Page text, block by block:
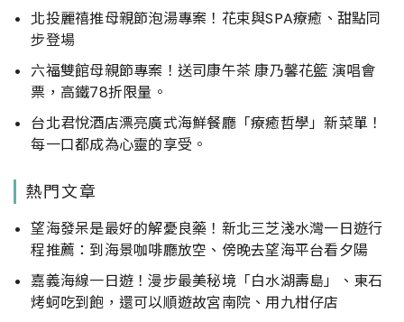
北投麗禧推母親節泡湯專案！花束與SPA療癒、甜點同
步登場
六福雙館母親節專案！送司康午茶 康乃馨花籃 演唱會
票，高鐵78折限量。
台北君悅酒店漂亮廣式海鮮餐廳「療癒哲學」新菜單！
每一口都成為心靈的享受。
熱門文章
望海發呆是最好的解憂良藥！新北三芝淺水灣一日遊行
程推薦：到海景咖啡廳放空、傍晚去望海平台看夕陽
嘉義海線一日遊！漫步最美秘境「白水湖壽島」、東石
烤蚵吃到飽，還可以順遊故宮南院、用九柑仔店